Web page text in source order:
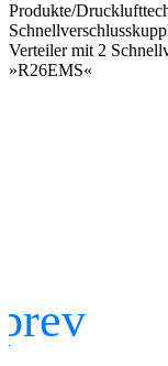
Produkte/
Verteiler mit 2
»R26EMS«